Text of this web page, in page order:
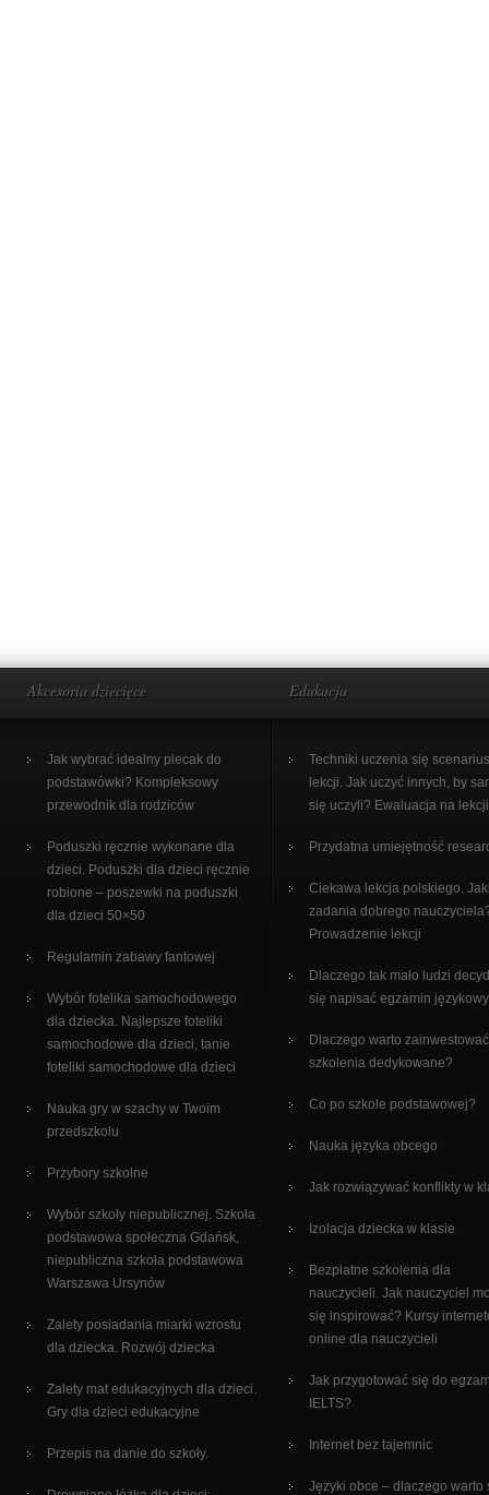
Akcesoria dziecięce
Jak wybrać idealny plecak do
podstawówki? Kompleksowy
przewodnik dla rodziców
Poduszki ręcznie wykonane dla
dzieci. Poduszki dla dzieci ręcznie
robione – poszewki na poduszki
dla dzieci 50×50
Regulamin zabawy fantowej
Wybór fotelika samochodowego
dla dziecka. Najlepsze foteliki
samochodowe dla dzieci, tanie
foteliki samochodowe dla dzieci
Nauka gry w szachy w Twoim
przedszkolu
Przybory szkolne
Wybór szkoły niepublicznej. Szkoła
podstawowa społeczna Gdańsk,
niepubliczna szkoła podstawowa
Warszawa Ursynów
Zalety posiadania miarki wzrostu
dla dziecka. Rozwój dziecka
Zalety mat edukacyjnych dla dzieci.
Gry dla dzieci edukacyjne
Przepis na danie do szkoły.
Edukacja
Techniki uczenia się
lekcji. Jak uczyć innych, by
się uczyli? Ewaluacja na lekcji
Przydatna umiejętność
Ciekawa lekcja polskiego.
zadania dobrego
Prowadzenie lekcji
Dlaczego tak mało ludzi
się napisać egzamin
Dlaczego warto
szkolenia dedykowane?
Co po szkole podstawowej?
Nauka języka obcego
Jak rozwiązywać konflikty w
Izolacja dziecka w klasie
Bezpłatne szkolenia dla
nauczycieli. Jak nauczyciel
się inspirować? Kursy
online dla nauczycieli
Jak przygotować się do
IELTS?
Internet bez tajemnic
Języki obce – dlaczego warto